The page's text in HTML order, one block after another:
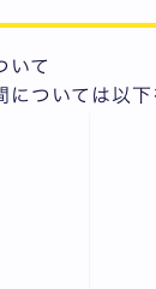
いて
ついては以下